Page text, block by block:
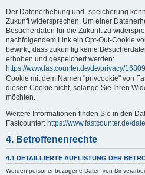
Der Datenerhebung und -speicherung
Zukunft widersprechen. Um einer
Besucherdaten für die Zukunft zu
nachfolgendem Link ein Opt-Out-Cookie
bewirkt, dass zukünftig keine
erhoben und gespeichert werden:
https://www.fastcounter.de/de/privacy/
Cookie mit dem Namen "privcookie" von
diesen Cookie nicht, solange Sie Ihren
möchten.
Weitere Informationen finden Sie in den
Fastcounter: https://www.fastcounter.de/
4. Betroffenenrechte
4.1 DETAILLIERTE AUFLISTUNG DER
Werden personenbezogene Daten von Dir